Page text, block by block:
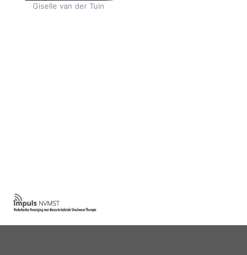
Giselle van der Tuin